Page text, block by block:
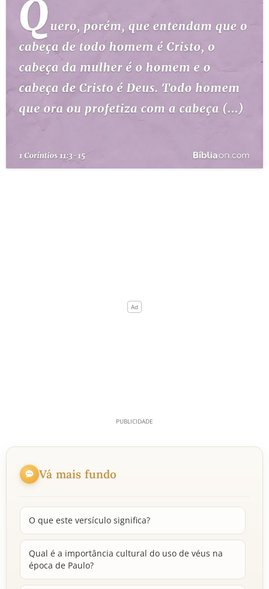
Vá mais fundo
O que este versículo significa?
Qual é a importância cultural do uso de véus na
época de Paulo?